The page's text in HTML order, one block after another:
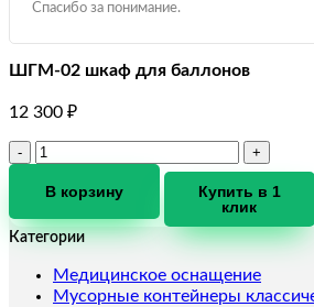
Спасибо за понимание.
ШГМ-02 шкаф для баллонов
12 300 ₽
Количество
ШГМ-02
для
В корзину
Купить в 1
клик
Категории
Медицинское оснащение
Мусорные контейнеры